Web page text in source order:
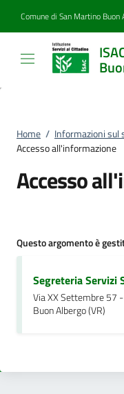
Comune di San Martino Buon
Home / Informazioni sul
Accesso all'informazione
Accesso
Questo argomento è
Segreteria Servizi
Via XX Settembre 57
Buon Albergo (VR)